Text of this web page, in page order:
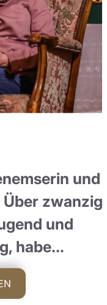
und
zwanzig
und
habe…